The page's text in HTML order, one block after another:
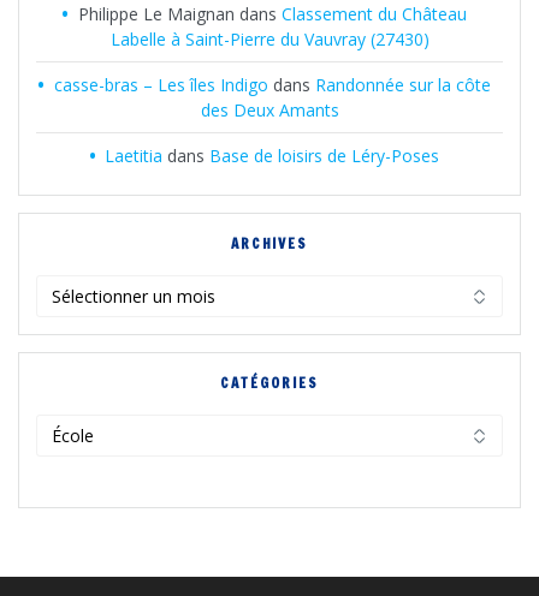
Philippe Le Maignan dans Classement du Château
Labelle à Saint-Pierre du Vauvray (27430)
casse-bras – Les îles Indigo dans Randonnée sur la côte
des Deux Amants
Laetitia dans Base de loisirs de Léry-Poses
ARCHIVES
CATÉGORIES